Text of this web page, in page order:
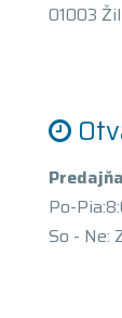
01003
Predajňa
Po-
So - Ne: